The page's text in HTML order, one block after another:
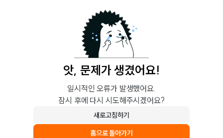
앗, 문제가 생겼어요!
일시적인 오류가 발생했어요.
잠시 후에 다시 시도해주시겠어요?
새로고침하기
홈으로 돌아가기